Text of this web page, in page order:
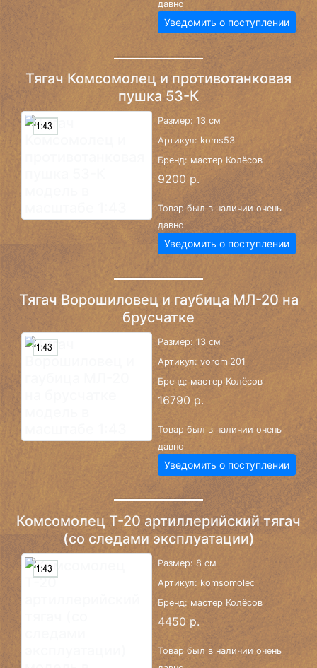
давно
Уведомить о поступлении
Тягач Комсомолец и противотанковая
пушка 53-К
Размер: 13 см
Артикул: koms53
Бренд: мастер Колёсов
9200 р.
Товар был в наличии очень
давно
Уведомить о поступлении
Тягач Ворошиловец и гаубица МЛ-20 на
брусчатке
Размер: 13 см
Артикул: voroml201
Бренд: мастер Колёсов
16790 р.
Товар был в наличии очень
давно
Уведомить о поступлении
Комсомолец Т-20 артиллерийский тягач
(со следами эксплуатации)
Размер: 8 см
Артикул: komsomolec
Бренд: мастер Колёсов
4450 р.
Товар был в наличии очень